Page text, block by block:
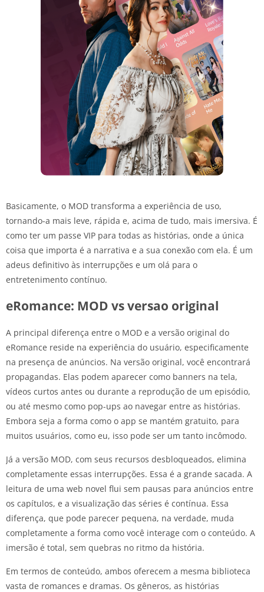
Basicamente, o MOD transforma a experiência de uso,
tornando-a mais leve, rápida e, acima de tudo, mais imersiva. É
como ter um passe VIP para todas as histórias, onde a única
coisa que importa é a narrativa e a sua conexão com ela. É um
adeus definitivo às interrupções e um olá para o
entretenimento contínuo.
eRomance: MOD vs versao original
A principal diferença entre o MOD e a versão original do
eRomance reside na experiência do usuário, especificamente
na presença de anúncios. Na versão original, você encontrará
propagandas. Elas podem aparecer como banners na tela,
vídeos curtos antes ou durante a reprodução de um episódio,
ou até mesmo como pop-ups ao navegar entre as histórias.
Embora seja a forma como o app se mantém gratuito, para
muitos usuários, como eu, isso pode ser um tanto incômodo.
Já a versão MOD, com seus recursos desbloqueados, elimina
completamente essas interrupções. Essa é a grande sacada. A
leitura de uma web novel flui sem pausas para anúncios entre
os capítulos, e a visualização das séries é contínua. Essa
diferença, que pode parecer pequena, na verdade, muda
completamente a forma como você interage com o conteúdo. A
imersão é total, sem quebras no ritmo da história.
Em termos de conteúdo, ambos oferecem a mesma biblioteca
vasta de romances e dramas. Os gêneros, as histórias